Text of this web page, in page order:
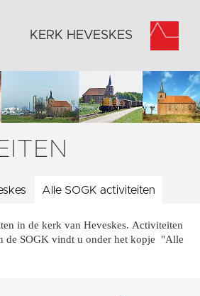
KERK HEVESKES
Alle SOGK activiteiten
in de kerk van Heveskes. Activiteiten
de SOGK vindt u onder het kopje "Alle